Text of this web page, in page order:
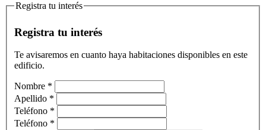
Registra tu interés
Registra tu interés
Te avisaremos en cuanto haya habitaciones disponibles en este
edificio.
Nombre *
Apellido *
Teléfono *
Teléfono *